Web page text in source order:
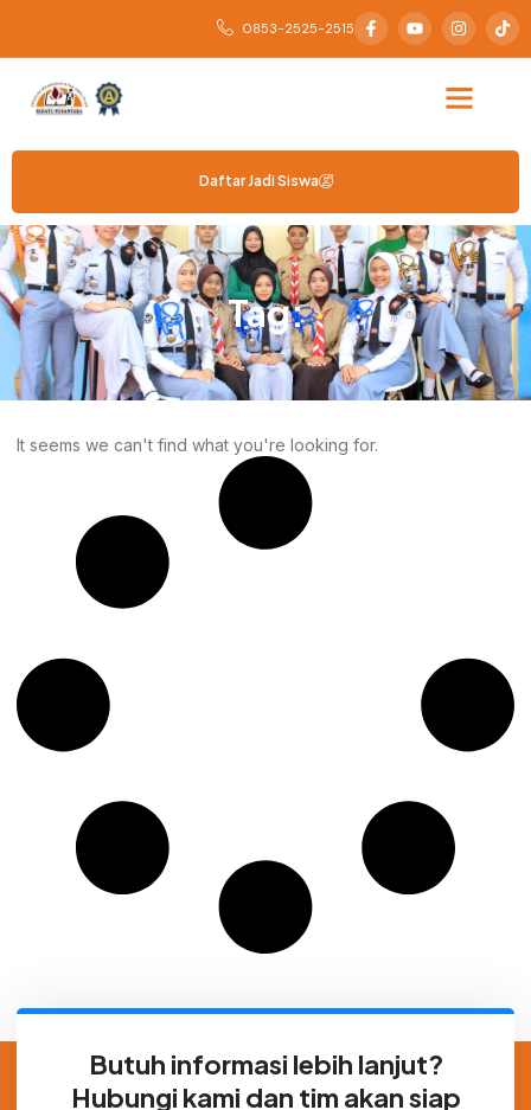
0853-2525-2515
Daftar Jadi Siswa
Tag:
It seems we can't find what you're looking for.
Butuh informasi lebih lanjut?
Hubungi kami dan tim akan siap